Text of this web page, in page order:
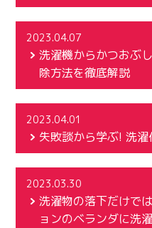
2023.04.07
洗濯機からかつおぶ
除方法を徹底解説
2023.04.01
失敗談から学ぶ! 洗
2023.03.30
洗濯物の落下だけで
ョンのベランダに洗